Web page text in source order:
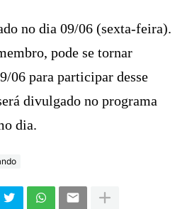
no dia 09/06 (sexta-feira).
pode se tornar
06 para participar desse
divulgado no programa
dia.